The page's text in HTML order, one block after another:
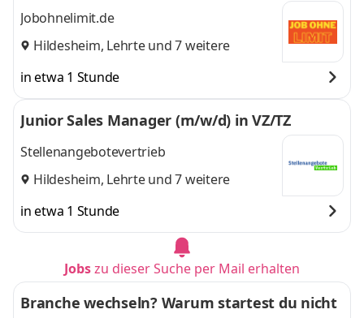
Jobohnelimit.de
Hildesheim, Lehrteund 7 weitere
in etwa 1 Stunde
Junior Sales Manager (m/w/d) in VZ/TZ
Stellenangebotevertrieb
Hildesheim, Lehrteund 7 weitere
in etwa 1 Stunde
Jobszu dieser Suche per Mail erhalten
Branche wechseln? Warum startest du nicht